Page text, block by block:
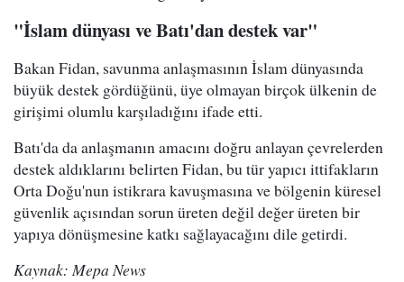
"İslam dünyası ve Batı'dan destek var"
Bakan Fidan, savunma anlaşmasının İslam dünyasında
büyük destek gördüğünü, üye olmayan birçok ülkenin de
girişimi olumlu karşıladığını ifade etti.
Batı'da da anlaşmanın amacını doğru anlayan çevrelerden
destek aldıklarını belirten Fidan, bu tür yapıcı ittifakların
Orta Doğu'nun istikrara kavuşmasına ve bölgenin küresel
güvenlik açısından sorun üreten değil değer üreten bir
yapıya dönüşmesine katkı sağlayacağını dile getirdi.
Kaynak: Mepa News